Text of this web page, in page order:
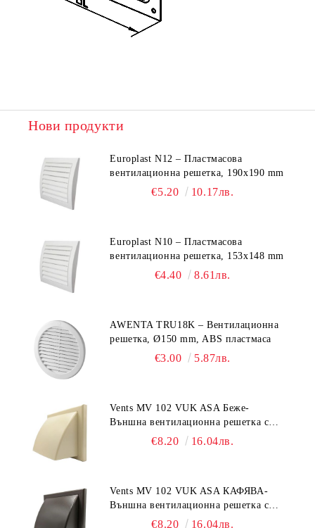
Нови продукти
Europlast N12 – Пластмасова
вентилационна решетка, 190x190 mm
€5.20 10.17лв.
Europlast N10 – Пластмасова
вентилационна решетка, 153x148 mm
€4.40 8.61лв.
AWENTA TRU18K – Вентилационна
решетка, Ø150 mm, ABS пластмаса
€3.00 5.87лв.
Vents MV 102 VUK ASA Беже-
Външна вентилационна решетка с
гравитачна клапа Ø 100, Ø 125,
€8.20 16.04лв.
Vents MV 102 VUK ASA КАФЯВА-
Външна вентилационна решетка с
гравитачна клапа Ø 100, Ø 125,
€8.20 16.04лв.